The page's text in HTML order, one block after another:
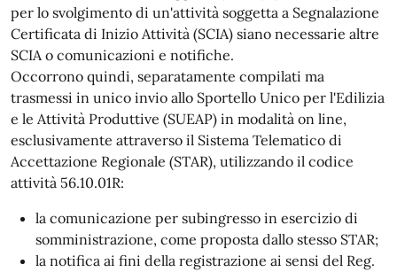
per lo svolgimento di un'attività soggetta a Segnalazione
Certificata di Inizio Attività (SCIA) siano necessarie altre
SCIA o comunicazioni e notifiche.
Occorrono quindi, separatamente compilati ma
trasmessi in unico invio allo Sportello Unico per l'Edilizia
e le Attività Produttive (SUEAP) in modalità on line,
esclusivamente attraverso il Sistema Telematico di
Accettazione Regionale (STAR), utilizzando il codice
attività 56.10.01R:
la comunicazione per subingresso in esercizio di
somministrazione, come proposta dallo stesso STAR;
la notifica ai fini della registrazione ai sensi del Reg.